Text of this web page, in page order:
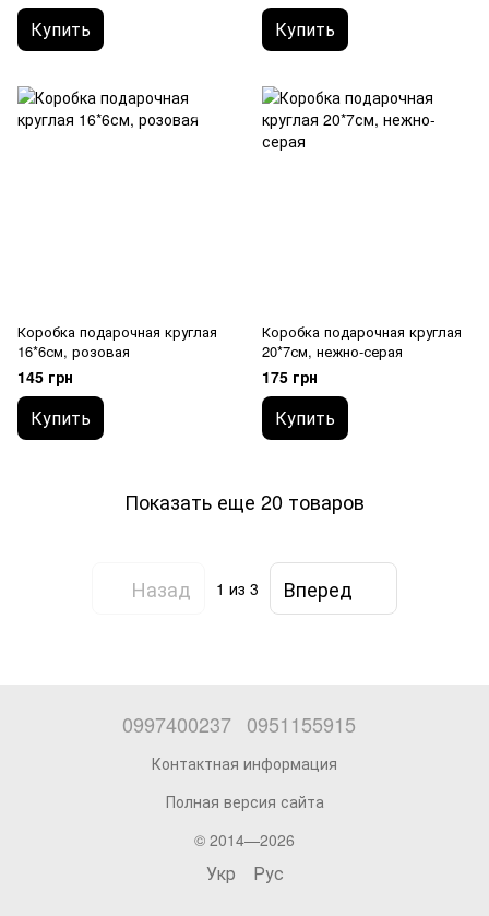
Купить Купить
Коробка подарочная круглая
16*6см, розовая
145 грн
Купить
Коробка подарочная круглая
20*7см, нежно-серая
175 грн
Купить
Показать еще 20 товаров
Назад 1 из 3 Вперед
0997400237 0951155915
Контактная информация
Полная версия сайта
© 2014—2026
Укр Рус